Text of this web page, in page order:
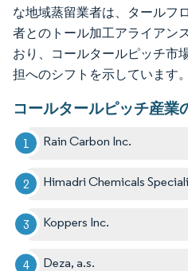
な地域蒸留業者は、タールフ
者とのトール加工アライアン
おり、コールタールピッチ市
担へのシフトを示しています。
コールタールピッチ産業
Rain Carbon Inc.
Himadri Chemicals
Koppers Inc.
Deza, a.s.